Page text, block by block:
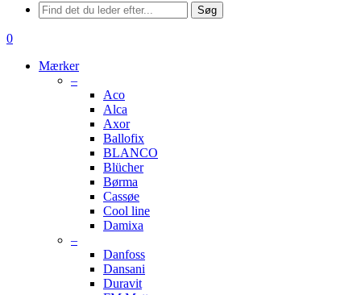
Menu
Søg
søge
0
Mærker
–
Aco
Alca
Axor
Ballofix
BLANCO
Blücher
Børma
Cassøe
Cool line
Damixa
–
Danfoss
Dansani
Duravit